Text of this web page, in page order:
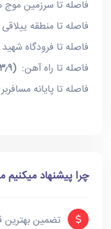
فاصله تا سرزمین
فاصله تا منطقه
فاصله تا فرودگاه
فاصله تا راه آهن:(۳٫۹ کیلومتر)
فاصله تا پایانه
چرا پیشنهاد میکنیم
تضمین